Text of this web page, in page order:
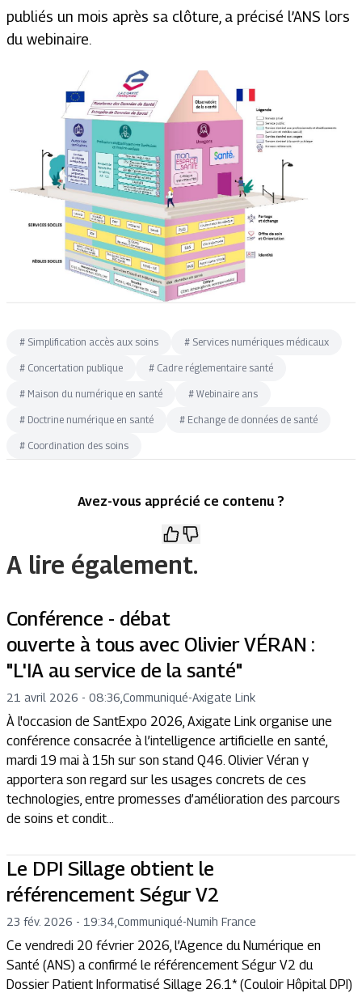
publiés un mois après sa clôture, a précisé l’ANS lors
du webinaire.
# Simplification accès aux soins # Services numériques médicaux
# Concertation publique # Cadre réglementaire santé
# Maison du numérique en santé # Webinaire ans
# Doctrine numérique en santé # Echange de données de santé
# Coordination des soins
Avez-vous apprécié ce contenu ?
A lire également.
Conférence - débat
ouverte à tous avec Olivier VÉRAN :
"L'IA au service de la santé"
21 avril 2026 - 08:36 Communiqué-Axigate Link
À l'occasion de SantExpo 2026, Axigate Link organise une
conférence consacrée à l’intelligence artificielle en santé,
mardi 19 mai à 15h sur son stand Q46. Olivier Véran y
apportera son regard sur les usages concrets de ces
technologies, entre promesses d’amélioration des parcours
de soins et condit...
Le DPI Sillage obtient le
référencement Ségur V2
23 fév. 2026 - 19:34 Communiqué-Numih France
Ce vendredi 20 février 2026, l’Agence du Numérique en
Santé (ANS) a confirmé le référencement Ségur V2 du
Dossier Patient Informatisé Sillage 26.1* (Couloir Hôpital DPI)